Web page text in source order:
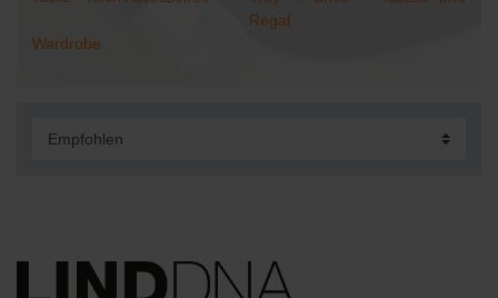
Regal
Wardrobe